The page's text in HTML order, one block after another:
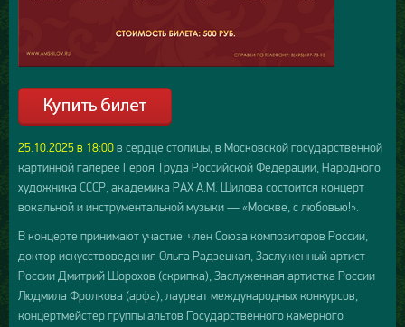
25.10.2025 в 18:00в сердце столицы, в Московской государственной
картинной галерее Героя Труда Российской Федерации, Народного
художника СССР, академика РАХ А.М. Шилова состоится концерт
вокальной и инструментальной музыки — «Москве, с любовью!».
В концерте принимают участие: член Союза композиторов России,
доктор искусствоведения Ольга Радзецкая, Заслуженный артист
России Дмитрий Шорохов (скрипка), Заслуженная артистка России
Людмила Фролкова (арфа), лауреат международных конкурсов,
концертмейстер группы альтов Государственного камерного